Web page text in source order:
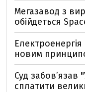
Мегазавод з
обійдеться
новим
Суд
сплатити